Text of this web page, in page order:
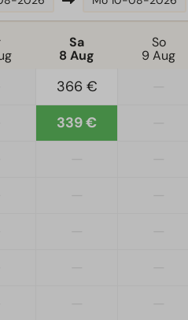
Sa
8 Aug
So
9 Aug
366 €
339 €